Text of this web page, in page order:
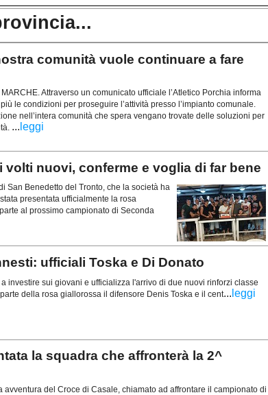
comunità vuole continuare a fare
MARCHE. Attraverso un comunicato ufficiale l’Atletico Porchia informa
le condizioni per proseguire l’attività presso l’impianto comunale.
nell’intera comunità che spera vengano trovate delle soluzioni per
... leggi
volti nuovi, conferme e voglia di far bene
San Benedetto del Tronto, che la società ha
presentata ufficialmente la rosa
al prossimo campionato di Seconda
ufficiali Toska e Di Donato
investire sui giovani e ufficializza l'arrivo di due nuovi rinforzi classe
della rosa giallorossa il difensore Denis Toska e il cent... leggi
la squadra che affronterà la 2^
avventura del Croce di Casale, chiamato ad affrontare il campionato di